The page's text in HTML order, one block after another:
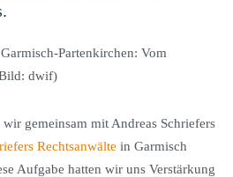
gemeinsam mit Andreas Schriefers
Rechtsanwälte in Garmisch
Aufgabe hatten wir uns Verstärkung